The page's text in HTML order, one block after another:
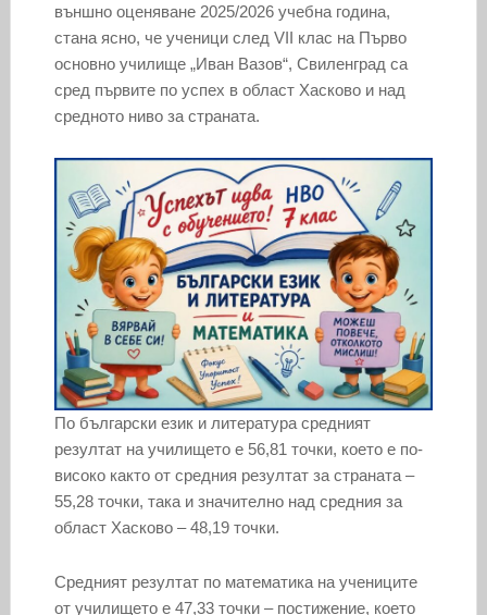
външно оценяване 2025/2026 учебна година,
стана ясно, че ученици след VII клас на Първо
основно училище „Иван Вазов“, Свиленград са
сред първите по успех в област Хасково и над
средното ниво за страната.
По български език и литература средният
резултат на училището е 56,81 точки, което е по-
високо както от средния резултат за страната –
55,28 точки, така и значително над средния за
област Хасково – 48,19 точки.
Средният резултат по математика на учениците
от училището е 47,33 точки – постижение, което